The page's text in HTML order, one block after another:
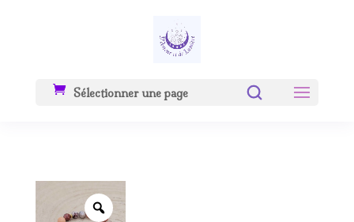
Sélectionner une page
Zoom